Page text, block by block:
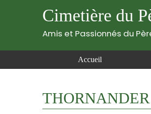
Cimetière du
Amis et Passionnés du
Accueil